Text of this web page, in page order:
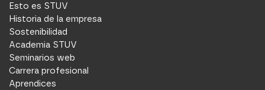
Esto es STUV
Historia de la empresa
Sostenibilidad
Academia STUV
Seminarios web
Carrera profesional
Aprendices